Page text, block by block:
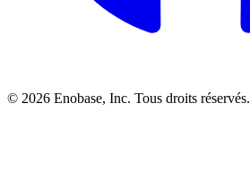
© 2026 Enobase, Inc. Tous droits réservés.